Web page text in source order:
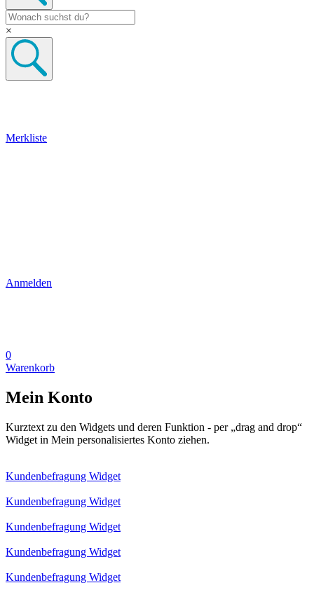
×
Merkliste
Anmelden
0
Warenkorb
Mein Konto
Kurztext zu den Widgets und deren Funktion - per „drag and drop“
Widget in Mein personalisiertes Konto ziehen.
Kundenbefragung Widget
Kundenbefragung Widget
Kundenbefragung Widget
Kundenbefragung Widget
Kundenbefragung Widget